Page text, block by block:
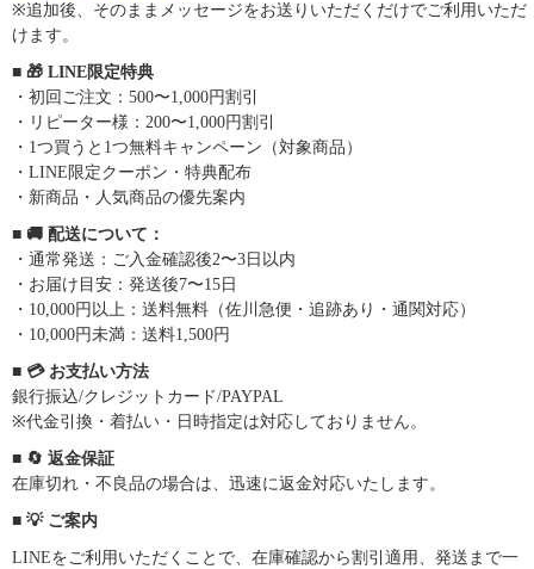
※追加後、そのままメッセージをお送りいただくだけでご利用いただ
けます。
■ 🎁 LINE限定特典
・初回ご注文：500〜1,000円割引
・リピーター様：200〜1,000円割引
・1つ買うと1つ無料キャンペーン（対象商品）
・LINE限定クーポン・特典配布
・新商品・人気商品の優先案内
■ 🚚 配送について：
・通常発送：ご入金確認後2〜3日以内
・お届け目安：発送後7〜15日
・10,000円以上：送料無料（佐川急便・追跡あり・通関対応）
・10,000円未満：送料1,500円
■ 💳 お支払い方法
銀行振込/クレジットカード/PAYPAL
※代金引換・着払い・日時指定は対応しておりません。
■ 🔄 返金保証
在庫切れ・不良品の場合は、迅速に返金対応いたします。
■ 💡 ご案内
LINEをご利用いただくことで、在庫確認から割引適用、発送まで一